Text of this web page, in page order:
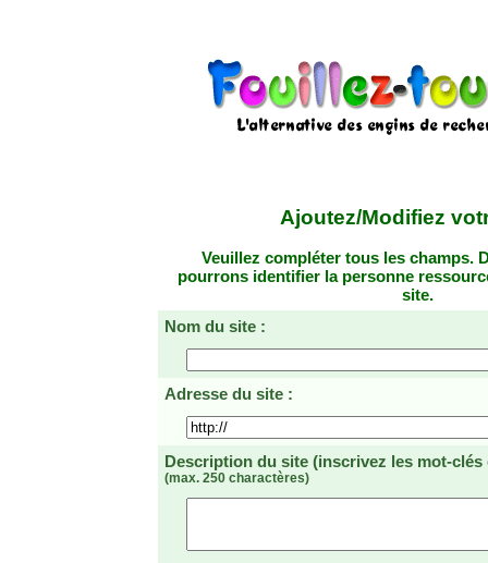
Ajoutez/Modifiez
Veuillez compléter tous les champs.
pourrons identifier la personne
site.
Nom du site :
Adresse du site :
Description du site (inscrivez les mot-
(max. 250 charactères)